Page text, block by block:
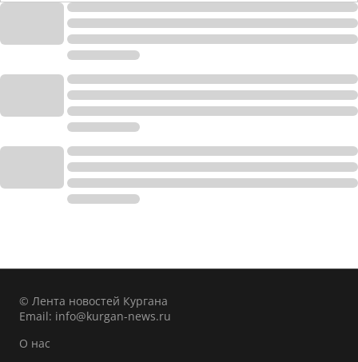
© Лента новостей Кургана
Email: info@kurgan-news.ru
О нас